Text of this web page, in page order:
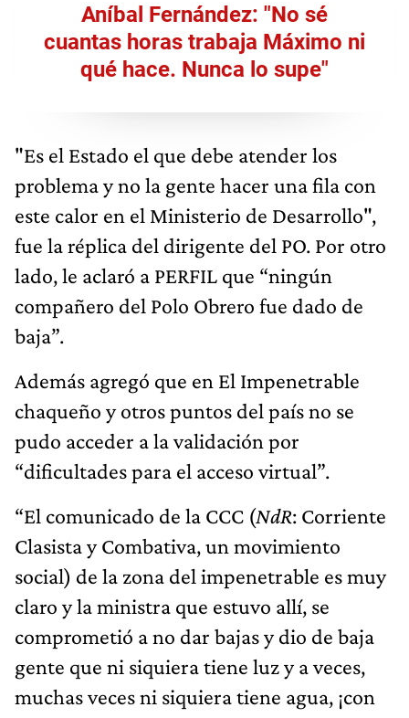
Aníbal Fernández: "No sé
cuantas horas trabaja Máximo ni
qué hace. Nunca lo supe"
"Es el Estado el que debe atender los
problema y no la gente hacer una fila con
este calor en el Ministerio de Desarrollo",
fue la réplica del dirigente del PO. Por otro
lado, le aclaró a PERFIL que “ningún
compañero del Polo Obrero fue dado de
baja”.
Además agregó que en El Impenetrable
chaqueño y otros puntos del país no se
pudo acceder a la validación por
“dificultades para el acceso virtual”.
“El comunicado de la CCC (NdR: Corriente
Clasista y Combativa, un movimiento
social) de la zona del impenetrable es muy
claro y la ministra que estuvo allí, se
comprometió a no dar bajas y dio de baja
gente que ni siquiera tiene luz y a veces,
muchas veces ni siquiera tiene agua, ¡con